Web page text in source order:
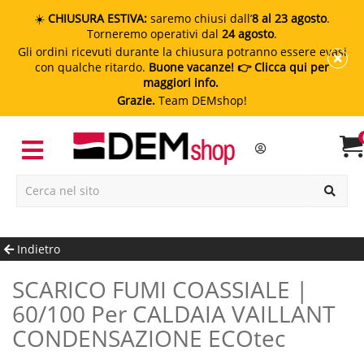
☀️ CHIUSURA ESTIVA: saremo chiusi dall’8 al 23 agosto.
Torneremo operativi dal 24 agosto.
Gli ordini ricevuti durante la chiusura potranno essere evasi
con qualche ritardo. Buone vacanze! 👉 Clicca qui per
maggiori info.
Grazie. Team DEMshop!
Indietro
SCARICO FUMI COASSIALE |
60/100 Per CALDAIA VAILLANT
CONDENSAZIONE ECOtec